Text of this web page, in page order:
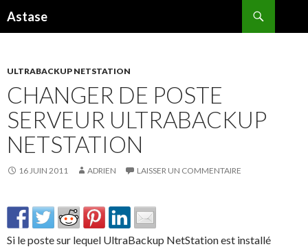
Astase
ULTRABACKUP NETSTATION
CHANGER DE POSTE
SERVEUR ULTRABACKUP
NETSTATION
16 JUIN 2011 ADRIEN LAISSER UN COMMENTAIRE
Si le poste sur lequel UltraBackup NetStation est installé